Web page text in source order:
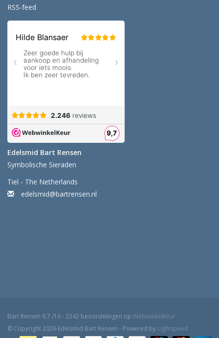
RSS-feed
Edelsmid Bart Rensen
Symbolische Sieraden
Tiel - The Netherlands
edelsmid@bartrensen.nl
Bart Rensen 9,7 /10-2242 beoordelingen op WebwinkelKeur
© Copyright 2026 Edelsmid Bart Rensen - Powered by Lightspeed